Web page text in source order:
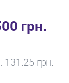
грн.
: 131.25 грн.